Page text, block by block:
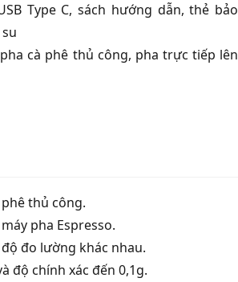
Type C, sách hướng dẫn, thẻ bảo
cà phê thủ công, pha trực tiếp lên
thủ công.
pha Espresso.
đo lường khác nhau.
độ chính xác đến 0,1g.